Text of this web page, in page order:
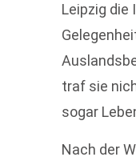
Leipzig
traf sie
sogar
Nach der